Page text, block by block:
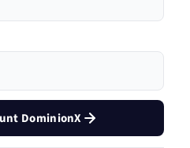
DominionX